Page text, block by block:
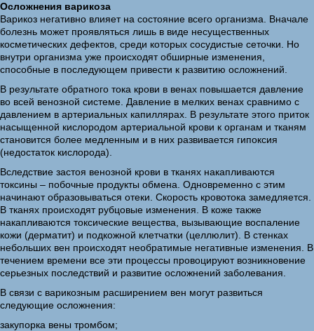
Осложнения варикоза
Варикоз негативно влияет на состояние всего организма. Вначале
болезнь может проявляться лишь в виде несущественных
косметических дефектов, среди которых сосудистые сеточки. Но
внутри организма уже происходят обширные изменения,
способные в последующем привести к развитию осложнений.
В результате обратного тока крови в венах повышается давление
во всей венозной системе. Давление в мелких венах сравнимо с
давлением в артериальных капиллярах. В результате этого приток
насыщенной кислородом артериальной крови к органам и тканям
становится более медленным и в них развивается гипоксия
(недостаток кислорода).
Вследствие застоя венозной крови в тканях накапливаются
токсины – побочные продукты обмена. Одновременно с этим
начинают образовываться отеки. Скорость кровотока замедляется.
В тканях происходят рубцовые изменения. В коже также
накапливаются токсические вещества, вызывающие воспаление
кожи (дерматит) и подкожной клетчатки (целлюлит). В стенках
небольших вен происходят необратимые негативные изменения. В
течением времени все эти процессы провоцируют возникновение
серьезных последствий и развитие осложнений заболевания.
В связи с варикозным расширением вен могут развиться
следующие осложнения:
закупорка вены тромбом;